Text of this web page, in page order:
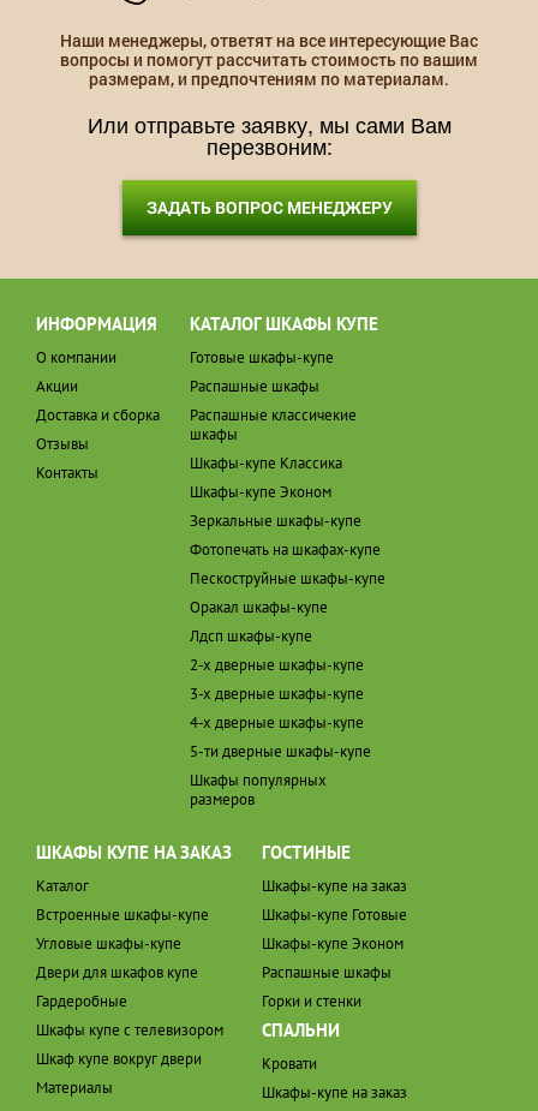
Наши менеджеры, ответят на все интересующие Вас
вопросы и помогут рассчитать стоимость по вашим
размерам, и предпочтениям по материалам.
Или отправьте заявку, мы сами Вам
перезвоним:
ЗАДАТЬ ВОПРОС МЕНЕДЖЕРУ
ИНФОРМАЦИЯ
О компании
Акции
Доставка и сборка
Отзывы
Контакты
КАТАЛОГ ШКАФЫ КУПЕ
Готовые шкафы-купе
Распашные шкафы
Распашные классичекие
шкафы
Шкафы-купе Классика
Шкафы-купе Эконом
Зеркальные шкафы-купе
Фотопечать на шкафах-купе
Пескоструйные шкафы-купе
Оракал шкафы-купе
Лдсп шкафы-купе
2-х дверные шкафы-купе
3-х дверные шкафы-купе
4-х дверные шкафы-купе
5-ти дверные шкафы-купе
Шкафы популярных
размеров
ШКАФЫ КУПЕ НА ЗАКАЗ
Каталог
Встроенные шкафы-купе
Угловые шкафы-купе
Двери для шкафов купе
Гардеробные
Шкафы купе с телевизором
Шкаф купе вокруг двери
Материалы
ГОСТИНЫЕ
Шкафы-купе на заказ
Шкафы-купе Готовые
Шкафы-купе Эконом
Распашные шкафы
Горки и стенки
СПАЛЬНИ
Кровати
Шкафы-купе на заказ